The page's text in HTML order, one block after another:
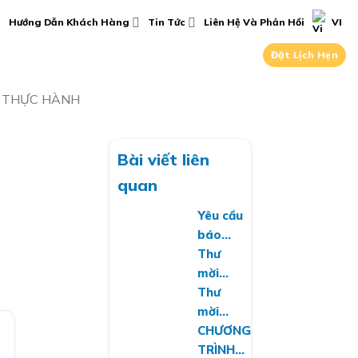
Hướng Dẫn Khách Hàng Tin Tức Liên Hệ Và Phản Hồi VI
Đặt Lịch Hẹn
HÀNH
Bài viết liên
quan
Yêu cầu
báo
giá về
việc
cung
cấp
phần
mềm
Thư
mời
chào
giá gia
hạn và
mua
Thư
mời
chào
giá
CHƯƠNG
TRÌNH